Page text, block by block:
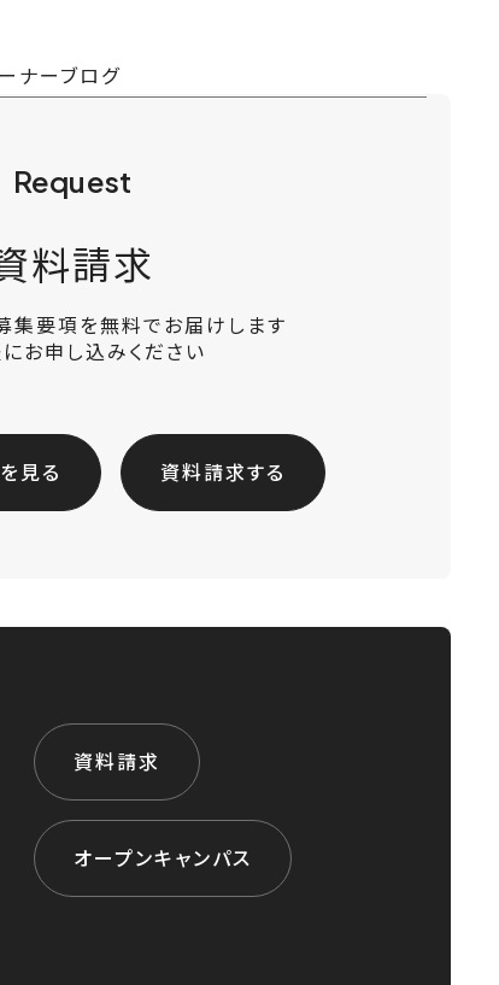
ナーブログ
Request
料請求
集要項を無料でお届けします
お申し込みください
見る 資料請求する
資料請求
オープンキャンパス